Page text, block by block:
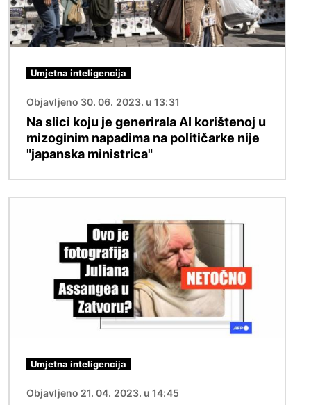
Umjetna inteligencija
Objavljeno 30. 06. 2023. u 13:31
Na slici koju je generirala AI korištenoj u
mizoginim napadima na političarke nije
"japanska ministrica"
Umjetna inteligencija
Objavljeno 21. 04. 2023. u 14:45